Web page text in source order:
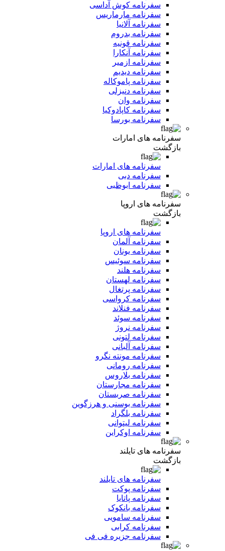
سفرنامه کوش آداسی
سفرنامه مارماریس
سفرنامه آلانیا
سفرنامه بدروم
سفرنامه قونیه
سفرنامه آنکارا
سفرنامه ازمیر
سفرنامه دیدیم
سفرنامه پاموکاله
سفرنامه دنیزلی
سفرنامه وان
سفرنامه کاپادوکیا
سفرنامه بورسا
سفرنامه های امارات
بازگشت
سفرنامه های امارات
سفرنامه دبی
سفرنامه ابوظبی
سفرنامه های اروپا
بازگشت
سفرنامه های اروپا
سفرنامه آلمان
سفرنامه یونان
سفرنامه سوئیس
سفرنامه هلند
سفرنامه لهستان
سفرنامه پرتغال
سفرنامه کرواسی
سفرنامه فنلاند
سفرنامه سوئد
سفرنامه نروژ
سفرنامه لتونی
سفرنامه آلبانی
سفرنامه مونته نگرو
سفرنامه رومانی
سفرنامه بلاروس
سفرنامه مجارستان
سفرنامه صربستان
سفرنامه بوسنی و هرزگوین
سفرنامه بلگراد
سفرنامه لیتوانی
سفرنامه اوکراین
سفرنامه های تایلند
بازگشت
سفرنامه های تایلند
سفرنامه پوکت
سفرنامه پاتایا
سفرنامه بانکوک
سفرنامه سامویی
سفرنامه کرابی
سفرنامه جزیره فی فی